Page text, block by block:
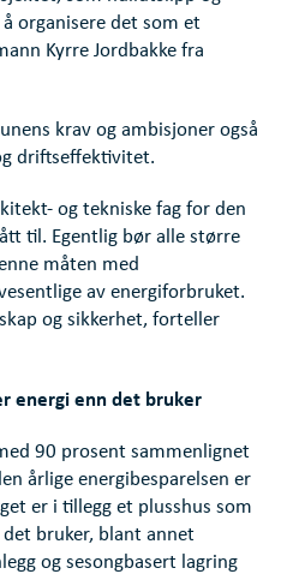
organisere det som et
Kyrre Jordbakke fra
krav og ambisjoner også
driftseffektivitet.
og tekniske fag for den
til. Egentlig bør alle større
måten med
av energiforbruket.
og sikkerhet, forteller
energi enn det bruker
90 prosent sammenlignet
årlige energibesparelsen er
er i tillegg et plusshus som
bruker, blant annet
og sesongbasert lagring